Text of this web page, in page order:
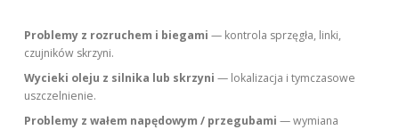
Problemy z rozruchem i biegami — kontrola sprzęgła, linki,
czujników skrzyni.
Wycieki oleju z silnika lub skrzyni — lokalizacja i tymczasowe
uszczelnienie.
Problemy z wałem napędowym / przegubami — wymiana